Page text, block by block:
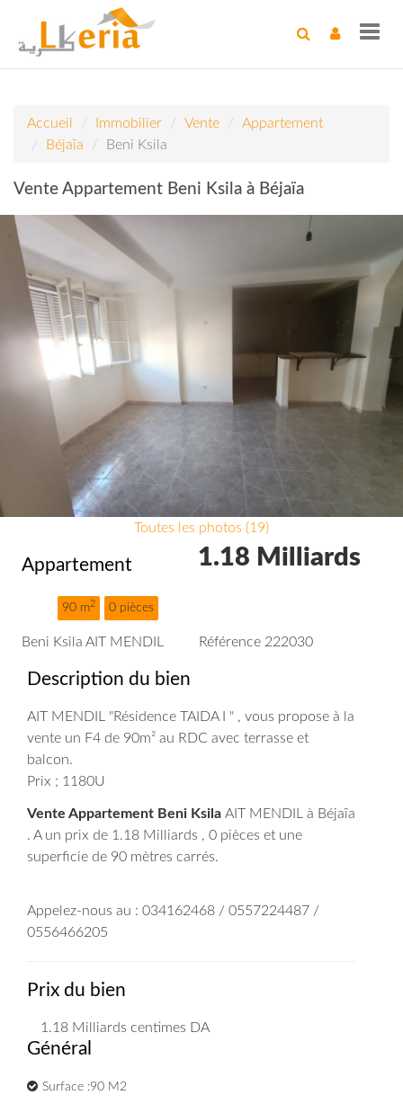
Accueil Immobilier Vente
Appartement
Béjaïa
Beni Ksila
Vente Appartement Beni Ksila à Béjaïa
Toutes les photos (19)
Appartement
90 m2 0 pièces
1.18 Milliards
Beni Ksila AIT MENDIL Référence 222030
Description du bien
AIT MENDIL "Résidence TAIDA I " , vous propose à la
vente un F4 de 90m² au RDC avec terrasse et
balcon.
Prix ; 1180U
Vente Appartement Beni Ksila AIT MENDIL à Béjaïa
. A un prix de 1.18 Milliards , 0 pièces et une
superficie de 90 mètres carrés.
Appelez-nous au : 034162468 / 0557224487 /
0556466205
Prix du bien
1.18 Milliards centimes DA
Général
Surface :90 M2